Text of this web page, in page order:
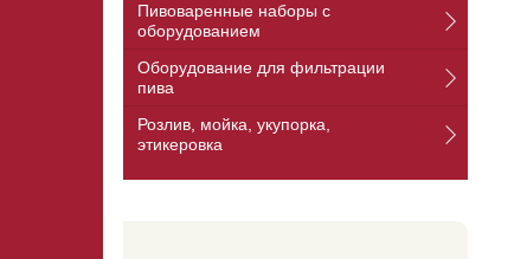
Пивоваренные наборы с
оборудованием
Оборудование для фильтрации
пива
Розлив, мойка, укупорка,
этикеровка